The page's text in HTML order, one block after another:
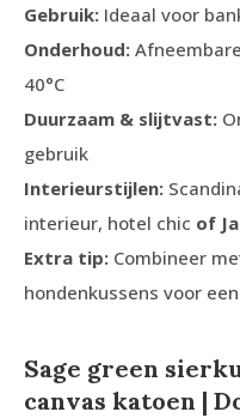
Gebruik: Ideaal voor
Onderhoud:
40°C
Duurzaam & slijtvast:
gebruik
Interieurstijlen:
interieur, hotel chic of
Extra tip: Combineer
hondenkussens voor
Sage green
canvas katoen |